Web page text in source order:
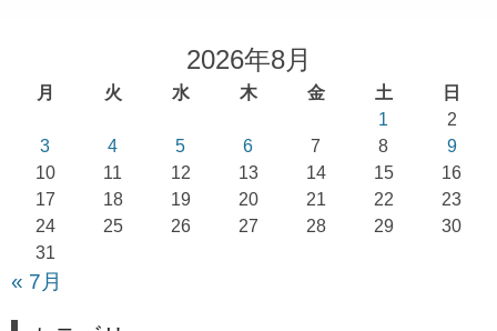
2026年8月
月 火 水 木 金 土
日
1
2
3
4 5 6 7 8
9
10
11 12 13 14 15
16
17
18 19 20 21 22
23
24
25 26 27 28 29
30
31
« 7月